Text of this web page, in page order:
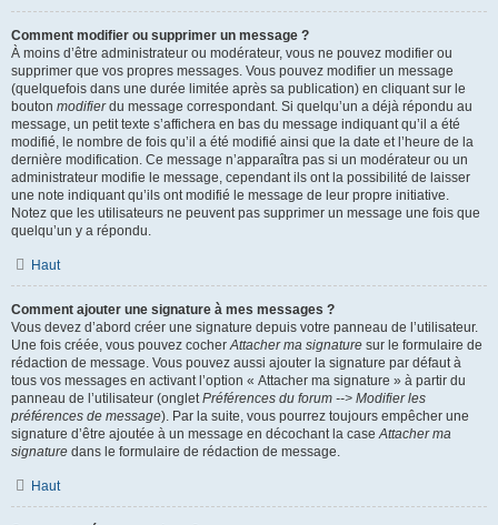
Comment modifier ou supprimer un message ?
À moins d’être administrateur ou modérateur, vous ne pouvez modifier ou
supprimer que vos propres messages. Vous pouvez modifier un message
(quelquefois dans une durée limitée après sa publication) en cliquant sur le
bouton modifierdu message correspondant. Si quelqu’un a déjà répondu au
message, un petit texte s’affichera en bas du message indiquant qu’il a été
modifié, le nombre de fois qu’il a été modifié ainsi que la date et l’heure de la
dernière modification. Ce message n’apparaîtra pas si un modérateur ou un
administrateur modifie le message, cependant ils ont la possibilité de laisser
une note indiquant qu’ils ont modifié le message de leur propre initiative.
Notez que les utilisateurs ne peuvent pas supprimer un message une fois que
quelqu’un y a répondu.
Haut
Comment ajouter une signature à mes messages ?
Vous devez d’abord créer une signature depuis votre panneau de l’utilisateur.
Une fois créée, vous pouvez cocherAttacher ma signature sur le formulaire de
rédaction de message. Vous pouvez aussi ajouter la signature par défaut à
tous vos messages en activant l’option « Attacher ma signature » à partir du
panneau de l’utilisateur (ongletPréférences du forum --> Modifier les
préférences de message). Par la suite, vous pourrez toujours empêcher une
signature d’être ajoutée à un message en décochant la caseAttacher ma
signature dans le formulaire de rédaction de message.
Haut